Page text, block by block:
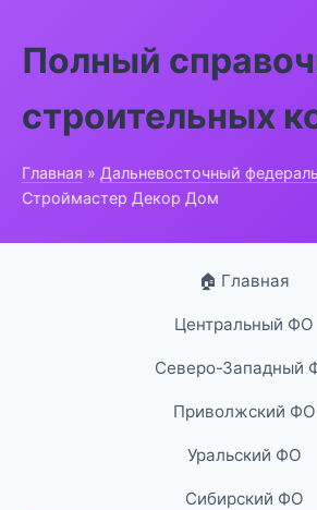
Полный
строительных
Главная » Дальневосточный
Строймастер Декор Дом
🏠 Главная
Центральный ФО
Северо-Западный
Приволжский ФО
Уральский ФО
Сибирский ФО